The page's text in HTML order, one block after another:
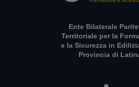
Ente Bilaterale
Territoriale per la
e la Sicurezza in
Provincia di